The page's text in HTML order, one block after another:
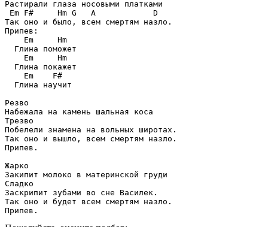
Растирали глаза носовыми платками
Em F#     Hm G   A            D
Так оно и было, всем смертям назло.
Припев:
    Em     Hm
  Глина поможет
    Em     Hm
  Глина покажет
    Em    F#
  Глина научит
Резво
Набежала на камень шальная коса
Трезво
Побелели знамена на вольных широтах.
Так оно и вышло, всем смертям назло.
Припев.
Жарко
Закипит молоко в материнской груди
Сладко
Заскрипит зубами во сне Василек.
Так оно и будет всем смертям назло.